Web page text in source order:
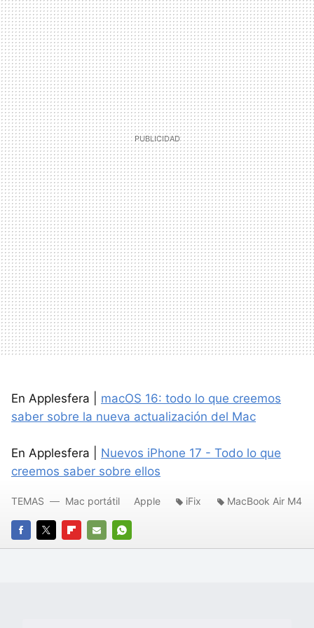
En Applesfera | macOS 16: todo lo que creemos
saber sobre la nueva actualización del Mac
En Applesfera | Nuevos iPhone 17 - Todo lo que
creemos saber sobre ellos
FACEBOOK
TWITTERFLIPBOARD
E-
WHATSAPP
TEMAS Mac portátil Apple iFix MacBook Air M4